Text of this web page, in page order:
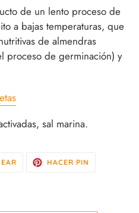
de un lento proceso de
a bajas temperaturas, que
de almendras
proceso de germinación) y
sal marina.
TUITEARHACER PIN